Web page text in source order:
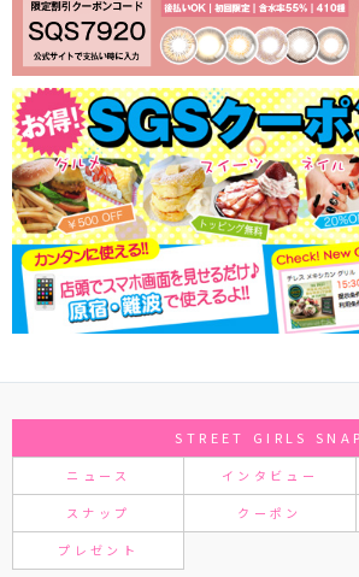
STREET GIRLS SNAP
ニュース インタビュー
スナップ クーポン
プレゼント